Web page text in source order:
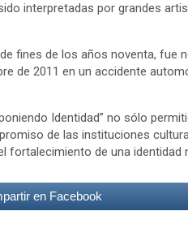
interpretadas por grandes
fines de los años noventa, fue
de 2011 en un accidente
Identidad” no sólo
de las instituciones
fortalecimiento de una identidad
en Facebook